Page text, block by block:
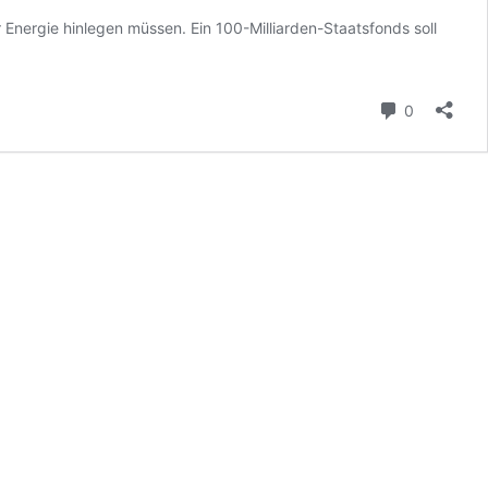
hinlegen müssen. Ein 100-Milliarden-Staatsfonds soll
0